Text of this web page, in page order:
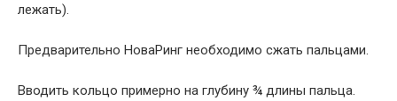
лежать).
Предварительно НоваРинг необходимо сжать пальцами.
Вводить кольцо примерно на глубину ¾ длины пальца.